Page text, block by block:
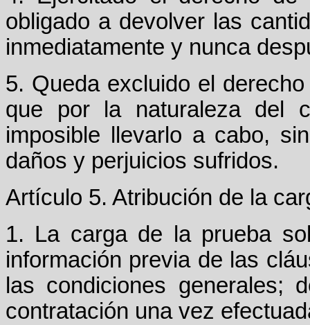
obligado a devolver las
inmediatamente y nunca
5. Queda excluido el
que por la naturaleza del
imposible llevarlo a cabo,
daños y perjuicios sufridos.
Artículo 5. Atribución de la
1. La carga de la prueba
información previa de las
las condiciones generales;
contratación una vez